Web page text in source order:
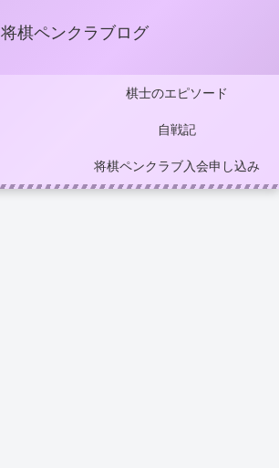
将棋ペンクラブログ
棋士のエピソード
自戦記
将棋ペンクラブ入会申し込み